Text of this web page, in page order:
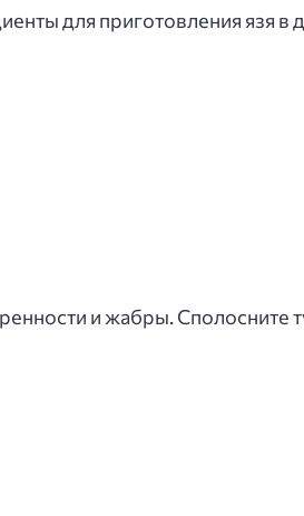
для приготовления язя в
и жабры.